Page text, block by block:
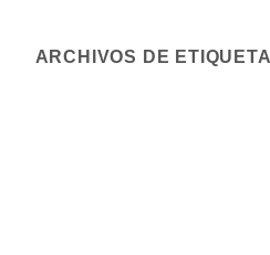
ARCHIVOS DE